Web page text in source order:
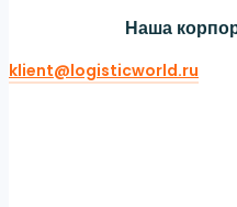
Наша
klient@logisticworld.ru